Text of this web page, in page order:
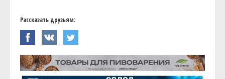
Рассказать друзьям: